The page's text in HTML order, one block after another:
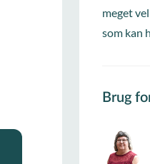
meget
som kan
Brug